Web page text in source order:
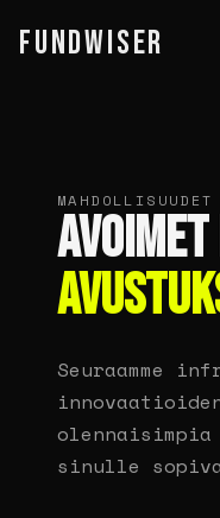
FUNDWISER
MAHDOLLISUUDET
Seuraamme
sinulle